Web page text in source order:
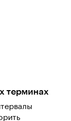
терминах